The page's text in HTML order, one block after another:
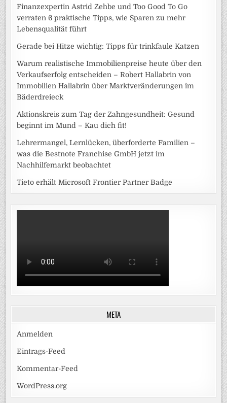
Finanzexpertin Astrid Zehbe und Too Good To Go
verraten 6 praktische Tipps, wie Sparen zu mehr
Lebensqualität führt
Gerade bei Hitze wichtig: Tipps für trinkfaule Katzen
Warum realistische Immobilienpreise heute über den
Verkaufserfolg entscheiden – Robert Hallabrin von
Immobilien Hallabrin über Marktveränderungen im
Bäderdreieck
Aktionskreis zum Tag der Zahngesundheit: Gesund
beginnt im Mund – Kau dich fit!
Lehrermangel, Lernlücken, überforderte Familien –
was die Bestnote Franchise GmbH jetzt im
Nachhilfemarkt beobachtet
Tieto erhält Microsoft Frontier Partner Badge
META
Anmelden
Eintrags-Feed
Kommentar-Feed
WordPress.org